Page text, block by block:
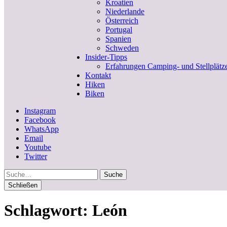
Kroatien
Niederlande
Österreich
Portugal
Spanien
Schweden
Insider-Tipps
Erfahrungen Camping- und
Kontakt
Hiken
Biken
Instagram
Facebook
WhatsApp
Email
Youtube
Twitter
Suche
Schließen
Schlagwort: León